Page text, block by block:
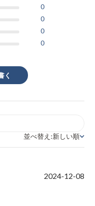
0
0
0
0
く
並べ替え
並べ替え:新しい順
P
2024-12-08